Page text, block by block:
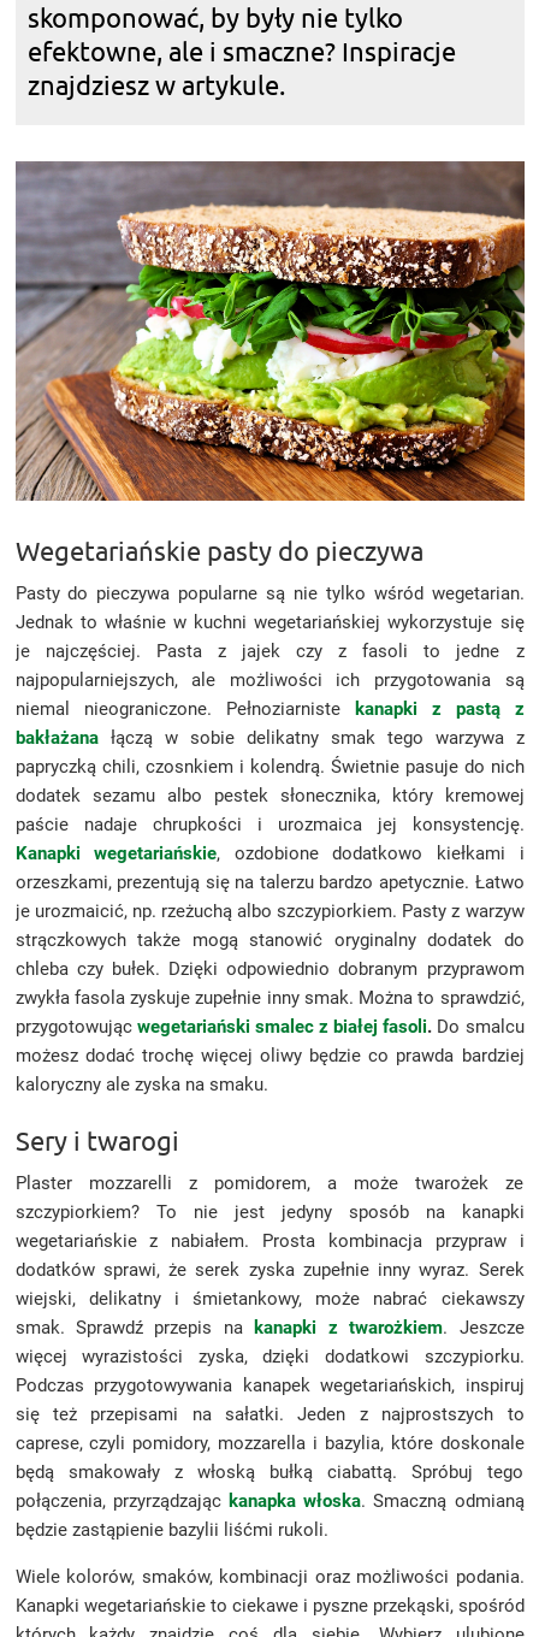
skomponować, by były nie tylko
efektowne, ale i smaczne? Inspiracje
znajdziesz w artykule.
Wegetariańskie pasty do pieczywa
Pasty do pieczywa popularne są nie tylko wśród wegetarian.
Jednak to właśnie w kuchni wegetariańskiej wykorzystuje się
je najczęściej. Pasta z jajek czy z fasoli to jedne z
najpopularniejszych, ale możliwości ich przygotowania są
niemal nieograniczone. Pełnoziarniste
kanapki z pastą z
bakłażanałączą w sobie delikatny smak tego warzywa z
papryczką chili, czosnkiem i kolendrą. Świetnie pasuje do nich
dodatek sezamu albo pestek słonecznika, który kremowej
paście nadaje chrupkości i urozmaica jej konsystencję.
Kanapki wegetariańskie, ozdobione dodatkowo kiełkami i
orzeszkami, prezentują się na talerzu bardzo apetycznie. Łatwo
je urozmaicić, np. rzeżuchą albo szczypiorkiem. Pasty z warzyw
strączkowych także mogą stanowić oryginalny dodatek do
chleba czy bułek. Dzięki odpowiednio dobranym przyprawom
zwykła fasola zyskuje zupełnie inny smak. Można to sprawdzić,
przygotowując wegetariański smalec z białej fasoli. Do smalcu
możesz dodać trochę więcej oliwy będzie co prawda bardziej
kaloryczny ale zyska na smaku.
Sery i twarogi
Plaster mozzarelli z pomidorem, a może twarożek ze
szczypiorkiem? To nie jest jedyny sposób na kanapki
wegetariańskie z nabiałem. Prosta kombinacja przypraw i
dodatków sprawi, że serek zyska zupełnie inny wyraz. Serek
wiejski, delikatny i śmietankowy, może nabrać ciekawszy
smak. Sprawdź przepis na
kanapki z twarożkiem. Jeszcze
więcej wyrazistości zyska, dzięki dodatkowi szczypiorku.
Podczas przygotowywania kanapek wegetariańskich, inspiruj
się też przepisami na sałatki. Jeden z najprostszych to
caprese, czyli pomidory, mozzarella i bazylia, które doskonale
będą smakowały z włoską bułką ciabattą. Spróbuj tego
połączenia, przyrządzając kanapka włoska. Smaczną odmianą
będzie zastąpienie bazylii liśćmi rukoli.
Wiele kolorów, smaków, kombinacji oraz możliwości podania.
Kanapki wegetariańskie to ciekawe i pyszne przekąski, spośród